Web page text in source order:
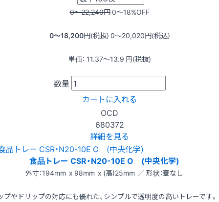
0〜22,240円0〜18%OFF
0〜18,200円(税抜) 0〜20,020円(税込)
単価： 11.37〜13.9 円(税抜)
数量
カートに入れる
OCD
680372
詳細を見る
食品トレー CSR・N20-10E O (中央化学)
外寸：194mm x 98mm x (高)25mm ／ 形状：蓋なし
プやドリップの対応にも優れた、シンプルで透明度の高いトレーです。